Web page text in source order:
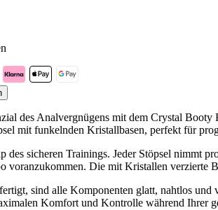
des Analvergnügens mit dem Crystal
mit funkelnden Kristallbasen, perfekt für
des sicheren Trainings. Jeder Stöpsel nimmt
voranzukommen. Die mit Kristallen verzierte
sind alle Komponenten glatt, nahtlos
Komfort und Kontrolle während Ihrer